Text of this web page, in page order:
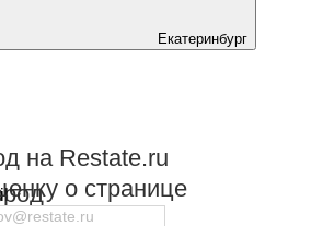
Екатеринбург
на Restate.ru
о странице